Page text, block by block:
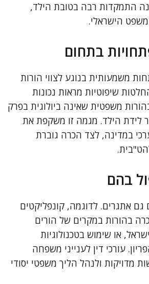
התמקדות רבה בטובת הילד,
הישראלי.
בתחום
משמעותית בנוגע לצווי הורות
שיפוטיות מראות נכונות
משפטית שאינה ביולוגית בפרק
לידת הילד. מגמה זו משקפת את
במדינה, לצד הכרה גוברת
בהם
גם אתגרים. לדוגמה, קונפליקטים
בהורות במקרים של הורים
או שימוש בטכנולוגיות
עורכי דין לענייני משפחה
מדויקות ולנהל הליך משפטי יסודי